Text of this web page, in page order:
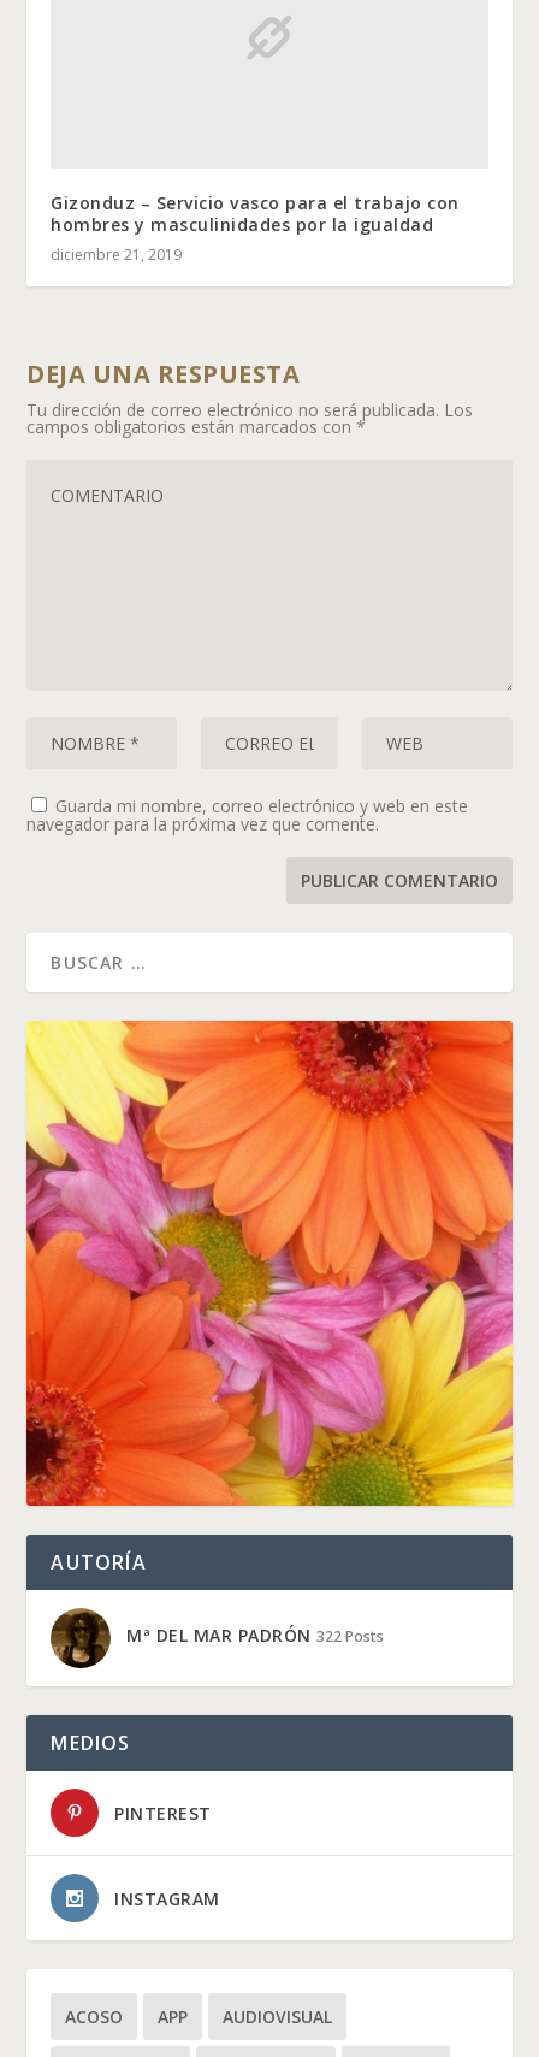
Gizonduz – Servicio vasco para el trabajo con
hombres y masculinidades por la igualdad
diciembre 21, 2019
DEJA UNA RESPUESTA
Tu dirección de correo electrónico no será publicada. Los
campos obligatorios están marcados con*
Guarda mi nombre, correo electrónico y web en este
navegador para la próxima vez que comente.
AUTORÍA
Mª DEL MAR PADRÓN 322 Posts
MEDIOS
PINTEREST
INSTAGRAM
ACOSO APP AUDIOVISUAL